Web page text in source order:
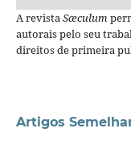
A revistaSæculum
autorais pelo seu
direitos de primeira
Artigos